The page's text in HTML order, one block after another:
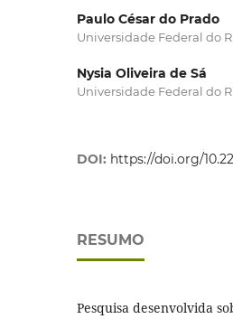
Paulo César do Prado
Universidade Federal do
Nysia Oliveira de Sá
Universidade Federal do
DOI: https://doi.org/
RESUMO
Pesquisa desenvolvida